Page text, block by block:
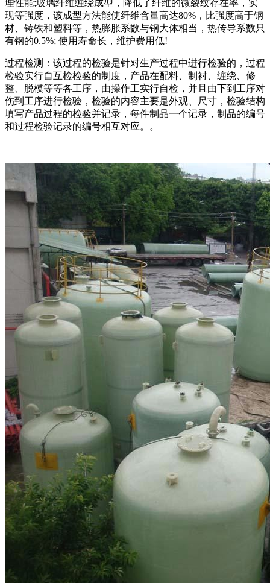
理性能;玻璃纤维缠绕成型，降低了纤维的微裂纹存在率，实
现等强度，该成型方法能使纤维含量高达80%，比强度高于钢
材、铸铁和塑料等，热膨胀系数与钢大体相当，热传导系数只
有钢的0.5%; 使用寿命长，维护费用低!
过程检测：该过程的检验是针对生产过程中进行检验的，过程
检验实行自互检检验的制度，产品在配料、制衬、缠绕、修
整、脱模等等各工序，由操作工实行自检，并且由下到工序对
伤到工序进行检验，检验的内容主要是外观、尺寸，检验结构
填写产品过程的检验并记录，每件制品一个记录，制品的编号
和过程检验记录的编号相互对应。。